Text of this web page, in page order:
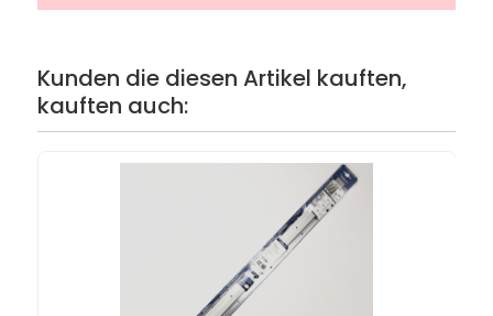
Kunden die diesen Artikel kauften,
kauften auch: